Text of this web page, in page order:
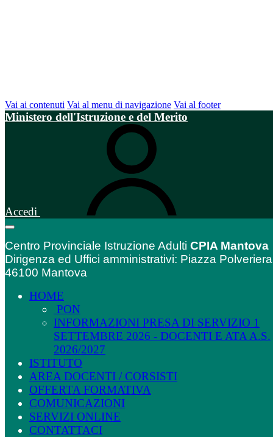
Vai ai contenuti Vai al menu di navigazione Vai al footer
Ministero dell'Istruzione e del Merito
Accedi
Centro Provinciale Istruzione Adulti CPIA Mantova
Dirigenza ed Uffici amministrativi: Piazza
46100 Mantova
HOME
PON
INFORMAZIONI PRESA DI SERVIZIO 1
SETTEMBRE 2026 - DOCENTI E ATA A.S.
2026/2027
ISTITUTO
AREA DOCENTI / CORSISTI
OFFERTA FORMATIVA
COMUNICAZIONI
SERVIZI ONLINE
CONTATTACI